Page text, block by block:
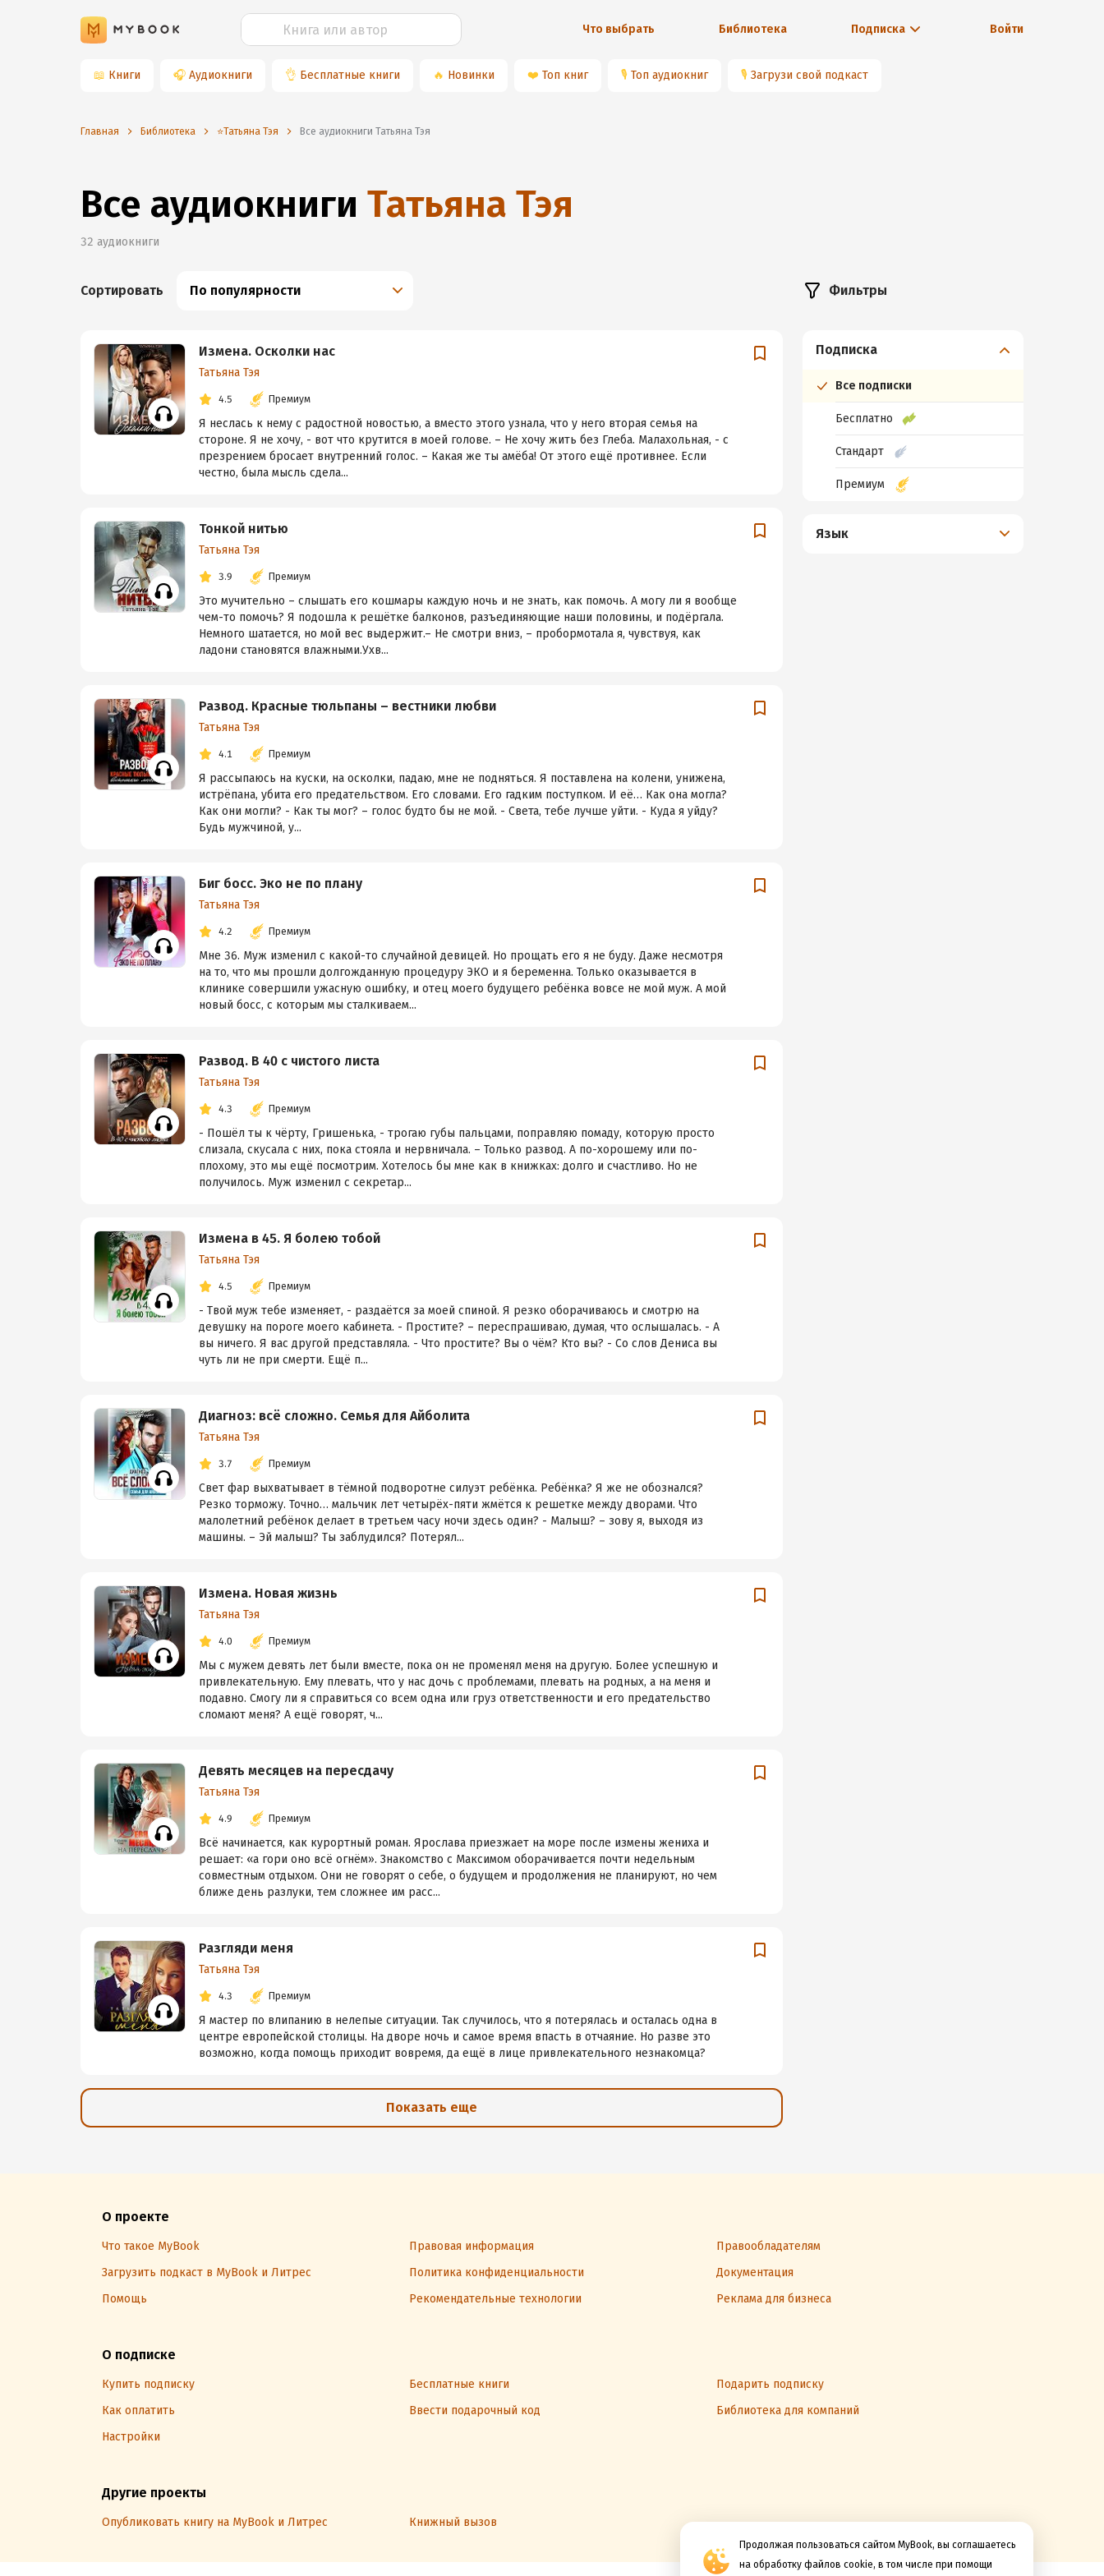
Что выбрать Библиотека Подписка Войти
📖 Книги 🎧 Аудиокниги 👌 Бесплатные книги 🔥 Новинки ❤️ Топ книг 🎙 Топ аудиокниг 🎙 Загрузи свой подкаст
Продолжая пользоваться сайтом MyBook, вы соглашаетесь
на обработку файлов cookie, в том числе при помощи
Главная Библиотека ⭐️Татьяна Тэя Все аудиокниги Татьяна Тэя
Все аудиокниги Татьяна Тэя
32 аудиокниги
Сортировать По популярности
Измена. Осколки нас
Татьяна Тэя
4.5 Премиум
Я неслась к нему с радостной новостью, а вместо этого узнала, что у него вторая семья на
стороне. Я не хочу, - вот что крутится в моей голове. – Не хочу жить без Глеба. Малахольная, - с
презрением бросает внутренний голос. – Какая же ты амёба! От этого ещё противнее. Если
честно, была мысль сдела...
Тонкой нитью
Татьяна Тэя
3.9 Премиум
Это мучительно – слышать его кошмары каждую ночь и не знать, как помочь. А могу ли я вообще
чем-то помочь? Я подошла к решётке балконов, разъединяющие наши половины, и подёргала.
Немного шатается, но мой вес выдержит.– Не смотри вниз, – пробормотала я, чувствуя, как
ладони становятся влажными.Ухв...
Развод. Красные тюльпаны – вестники любви
Татьяна Тэя
4.1 Премиум
Я рассыпаюсь на куски, на осколки, падаю, мне не подняться. Я поставлена на колени, унижена,
истрёпана, убита его предательством. Его словами. Его гадким поступком. И её… Как она могла?
Как они могли? - Как ты мог? – голос будто бы не мой. - Света, тебе лучше уйти. - Куда я уйду?
Будь мужчиной, у...
Биг босс. Эко не по плану
Татьяна Тэя
4.2 Премиум
Мне 36. Муж изменил с какой-то случайной девицей. Но прощать его я не буду. Даже несмотря
на то, что мы прошли долгожданную процедуру ЭКО и я беременна. Только оказывается в
клинике совершили ужасную ошибку, и отец моего будущего ребёнка вовсе не мой муж. А мой
новый босс, с которым мы сталкиваем...
Развод. В 40 с чистого листа
Татьяна Тэя
4.3 Премиум
- Пошёл ты к чёрту, Гришенька, - трогаю губы пальцами, поправляю помаду, которую просто
слизала, скусала с них, пока стояла и нервничала. – Только развод. А по-хорошему или по-
плохому, это мы ещё посмотрим. Хотелось бы мне как в книжках: долго и счастливо. Но не
получилось. Муж изменил с секретар...
Измена в 45. Я болею тобой
Татьяна Тэя
4.5 Премиум
- Твой муж тебе изменяет, - раздаётся за моей спиной. Я резко оборачиваюсь и смотрю на
девушку на пороге моего кабинета. - Простите? – переспрашиваю, думая, что ослышалась. - А
вы ничего. Я вас другой представляла. - Что простите? Вы о чём? Кто вы? - Со слов Дениса вы
чуть ли не при смерти. Ещё п...
Диагноз: всё сложно. Семья для Айболита
Татьяна Тэя
3.7 Премиум
Свет фар выхватывает в тёмной подворотне силуэт ребёнка. Ребёнка? Я же не обознался?
Резко торможу. Точно… мальчик лет четырёх-пяти жмётся к решетке между дворами. Что
малолетний ребёнок делает в третьем часу ночи здесь один? - Малыш? – зову я, выходя из
машины. – Эй малыш? Ты заблудился? Потерял...
Измена. Новая жизнь
Татьяна Тэя
4.0 Премиум
Мы с мужем девять лет были вместе, пока он не променял меня на другую. Более успешную и
привлекательную. Ему плевать, что у нас дочь с проблемами, плевать на родных, а на меня и
подавно. Смогу ли я справиться со всем одна или груз ответственности и его предательство
сломают меня? А ещё говорят, ч...
Девять месяцев на пересдачу
Татьяна Тэя
4.9 Премиум
Всё начинается, как курортный роман. Ярослава приезжает на море после измены жениха и
решает: «а гори оно всё огнём». Знакомство с Максимом оборачивается почти недельным
совместным отдыхом. Они не говорят о себе, о будущем и продолжения не планируют, но чем
ближе день разлуки, тем сложнее им расс...
Разгляди меня
Татьяна Тэя
4.3 Премиум
Я мастер по влипанию в нелепые ситуации. Так случилось, что я потерялась и осталась одна в
центре европейской столицы. На дворе ночь и самое время впасть в отчаяние. Но разве это
возможно, когда помощь приходит вовремя, да ещё в лице привлекательного незнакомца?
Показать еще
Фильтры
Подписка
Все подписки
Бесплатно
Стандарт
Премиум
Язык
О проекте
Что такое MyBook Правовая информация
Правообладателям
Загрузить подкаст в MyBook и Литрес
Политика конфиденциальности
Документация
Помощь
Рекомендательные технологии Реклама для бизнеса
О подписке
Купить подписку Бесплатные книги
Подарить подписку
Как оплатить
Ввести подарочный код
Библиотека для компаний
Настройки
Другие проекты
Опубликовать книгу на MyBook и Литрес Книжный вызов